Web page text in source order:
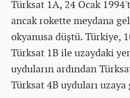
Türksat 1A, 24 Ocak
ancak rokette meydana
okyanusa düştü. Türkiye,
Türksat 1B ile uzaydaki
uyduların ardından
Türksat 4B uyduları